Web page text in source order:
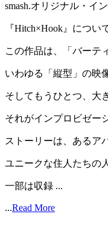
smash.オリジナル・イ
『Hitch×Hook』につい
この作品は、「バーテ
いわゆる「縦型」の映
そしてもうひとつ、大
それがインプロビゼー
ストーリーは、あるア
ユニークな住人たちの
一部は収録 ...
...Read More